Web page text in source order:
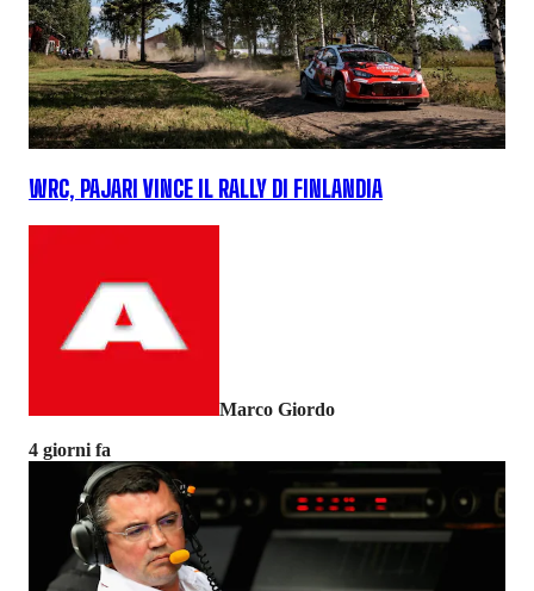
WRC, PAJARI VINCE IL RALLY DI FINLANDIA
Marco Giordo
4 giorni fa